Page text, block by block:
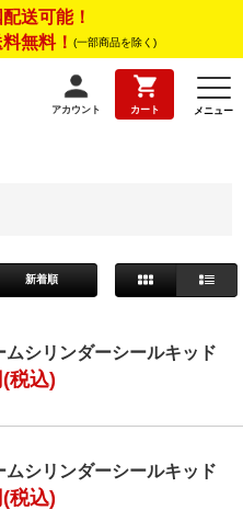
送可能！
無料！ (一部商品を除く)
アカウント カート メニュー
新着順
ムシリンダーシールキッド
税込)
ムシリンダーシールキッド
税込)